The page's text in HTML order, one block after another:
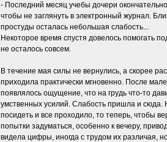
- Последний месяц учебы дочери
чтобы не заглянуть в электронный журнал.
простуды осталась небольшая слабость...
Некоторое время спустя довелось помогать
не осталось совсем.
В течение мая силы не вернулись, а скорее
приходила практически мгновенно. После
появлялось ощущение, что на грудь что-то
умственных усилий. Слабость пришла и сюда.
посидеть и все проходило, то теперь, чтобы
попытки задуматься, особенно к вечеру,
видела цифры, иногда с трудом их различая,